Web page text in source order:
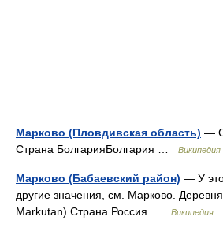
Марково (Пловдивская область) —
Страна БолгарияБолгария …
Википедия
Марково (Бабаевский район) — У
другие значения, см. Марково.
Markutan) Страна Россия …
Википедия